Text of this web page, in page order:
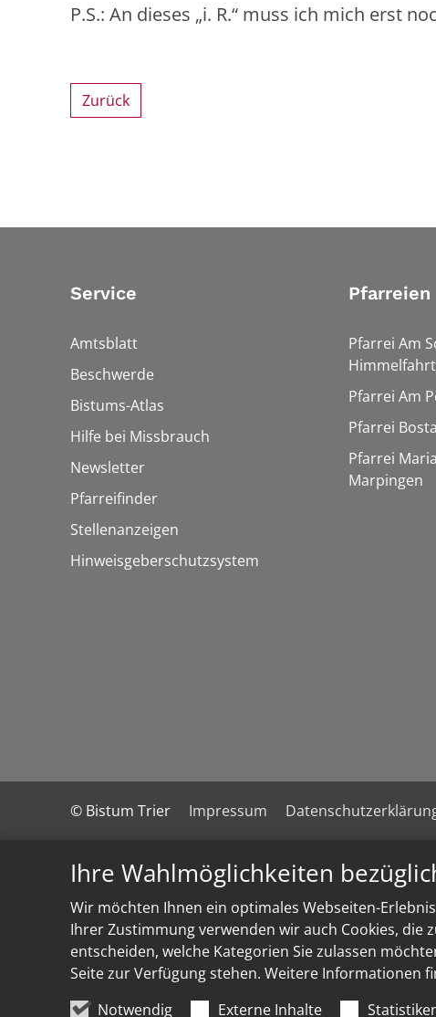
Ihre Wahlmöglichkeiten
Wir möchten Ihnen ein optimales Webseiten-
Ihrer Zustimmung verwenden wir auch Cookies, die
entscheiden, welche Kategorien Sie zulassen
Seite zur Verfügung stehen. Weitere Informationen
Notwendig
Externe Inhalte
P.S.: An dieses „i. R.“ muss ich mich erst
Zurück
Service
Amtsblatt
Beschwerde
Bistums-Atlas
Hilfe bei Missbrauch
Newsletter
Pfarreifinder
Stellenanzeigen
Hinweisgeberschutzsystem
Pfarreien
Pfarrei Am
Himmelfahrt
Pfarrei Am
Pfarrei
Pfarrei
Marpingen
© Bistum Trier Impressum